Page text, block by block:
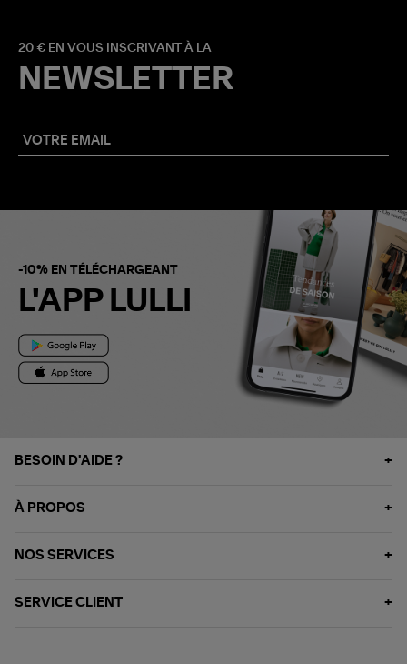
20 € EN VOUS INSCRIVANT À LA
NEWSLETTER
-10% EN TÉLÉCHARGEANT
L'APP LULLI
BESOIN D'AIDE ?
À PROPOS
NOS SERVICES
SERVICE CLIENT